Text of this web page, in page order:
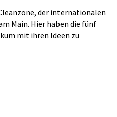
der internationalen
Main. Hier haben die fünf
mit ihren Ideen zu